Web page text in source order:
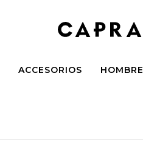
ACCESORIOS HOMBRE